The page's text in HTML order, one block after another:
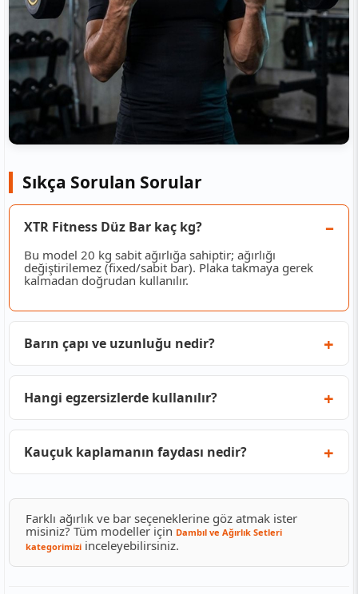
Sıkça Sorulan Sorular
XTR Fitness Düz Bar kaç kg?
Bu model 20 kg sabit ağırlığa sahiptir; ağırlığı
değiştirilemez (fixed/sabit bar). Plaka takmaya gerek
kalmadan doğrudan kullanılır.
Barın çapı ve uzunluğu nedir?
Hangi egzersizlerde kullanılır?
Kauçuk kaplamanın faydası nedir?
Farklı ağırlık ve bar seçeneklerine göz atmak ister
misiniz? Tüm modeller için Dambıl ve Ağırlık Setleri
kategorimizi inceleyebilirsiniz.